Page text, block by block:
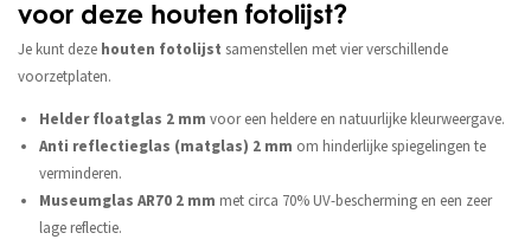
voor deze houten fotolijst?
Je kunt deze houten fotolijst samenstellen met vier verschillende
voorzetplaten.
Helder floatglas 2 mm voor een heldere en natuurlijke kleurweergave.
Anti reflectieglas (matglas) 2 mm om hinderlijke spiegelingen te
verminderen.
Museumglas AR70 2 mm met circa 70% UV-bescherming en een zeer
lage reflectie.